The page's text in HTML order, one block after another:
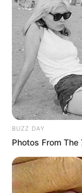
BUZZ DAY
Photos From